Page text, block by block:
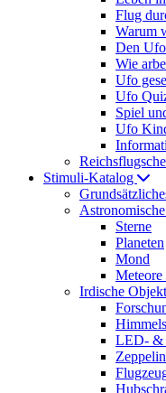
Flug
Warum
Den
Wie
Ufo
Ufo
Spiel
Ufo
Stimuli-Katalog
Sterne
Planeten
Mond
Meteore
Irdische
LED- &